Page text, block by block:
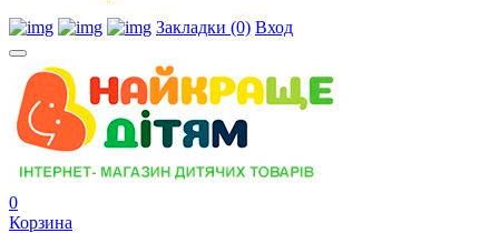
Закладки (0) Вход
0
Корзина